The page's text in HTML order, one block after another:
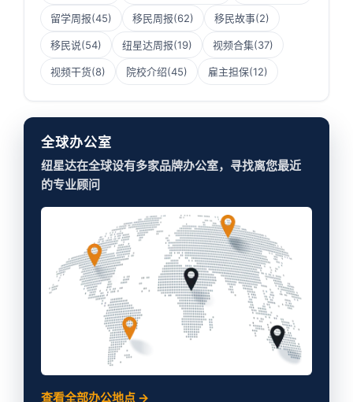
留学周报(45) 移民周报(62) 移民故事(2)
移民说(54) 纽星达周报(19) 视频合集(37)
视频干货(8) 院校介绍(45) 雇主担保(12)
全球办公室
纽星达在全球设有多家品牌办公室，寻找离您最近
的专业顾问
查看全部办公地点 →